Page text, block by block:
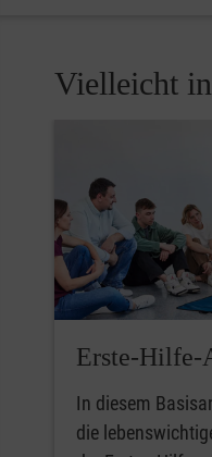
Vielleicht
Erste-Hilfe-
In diesem
die